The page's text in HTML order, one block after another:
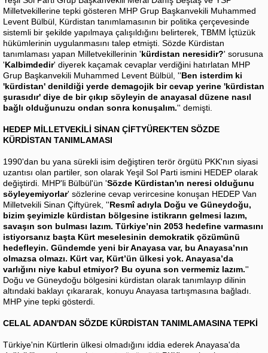
Milletvekillerine tepki gösteren MHP Grup Başkanvekili Muhammed
Levent Bülbül, Kürdistan tanımlamasının bir politika çerçevesinde
sistemli bir şekilde yapılmaya çalışıldığını belirterek, TBMM İçtüzük
hükümlerinin uygulanmasını talep etmişti. Sözde Kürdistan
tanımlaması yapan Milletvekillerinin 'kürdistan neresidir?' sorusuna
'Kalbimdedir' diyerek kaçamak cevaplar verdiğini hatırlatan MHP
Grup Başkanvekili Muhammed Levent Bülbül, ''Ben isterdim ki
'kürdistan' denildiği yerde demagojik bir cevap yerine 'kürdistan
şurasıdır' diye de bir çıkıp söyleyin de anayasal düzene nasıl
bağlı olduğunuzu ondan sonra konuşalım.'' demişti.
HEDEP MİLLETVEKİLİ SİNAN ÇİFTYÜREK'TEN SÖZDE
KÜRDİSTAN TANIMLAMASI
1990'dan bu yana sürekli isim değiştiren terör örgütü PKK'nın siyasi
uzantısı olan partiler, son olarak Yeşil Sol Parti ismini HEDEP olarak
değiştirdi. MHP'li Bülbül'ün 'Sözde Kürdistan'ın neresi olduğunu
söyleyemiyorlar' sözlerine cevap verircesine konuşan HEDEP Van
Milletvekili Sinan Çiftyürek, ''Resmî adıyla Doğu ve Güneydoğu,
bizim şeyimizle kürdistan bölgesine istikrarın gelmesi lazım,
savaşın son bulması lazım. Türkiye’nin 2053 hedefine varmasını
istiyorsanız başta Kürt meselesinin demokratik çözümünü
hedefleyin. Gündemde yeni bir Anayasa var, bu Anayasa’nın
olmazsa olmazı. Kürt var, Kürt’ün ülkesi yok. Anayasa’da
varlığını niye kabul etmiyor? Bu oyuna son vermemiz lazım.''
Doğu ve Güneydoğu bölgesini kürdistan olarak tanımlayıp dilinin
altındaki baklayı çıkararak, konuyu Anayasa tartışmasına bağladı.
MHP yine tepki gösterdi.
CELAL ADAN'DAN SÖZDE KÜRDİSTAN TANIMLAMASINA TEPKİ
Türkiye'nin Kürtlerin ülkesi olmadığını iddia ederek Anayasa'da